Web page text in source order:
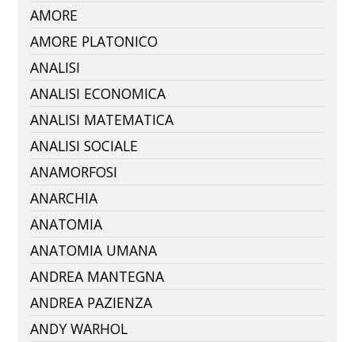
AMORE
AMORE PLATONICO
ANALISI
ANALISI ECONOMICA
ANALISI MATEMATICA
ANALISI SOCIALE
ANAMORFOSI
ANARCHIA
ANATOMIA
ANATOMIA UMANA
ANDREA MANTEGNA
ANDREA PAZIENZA
ANDY WARHOL